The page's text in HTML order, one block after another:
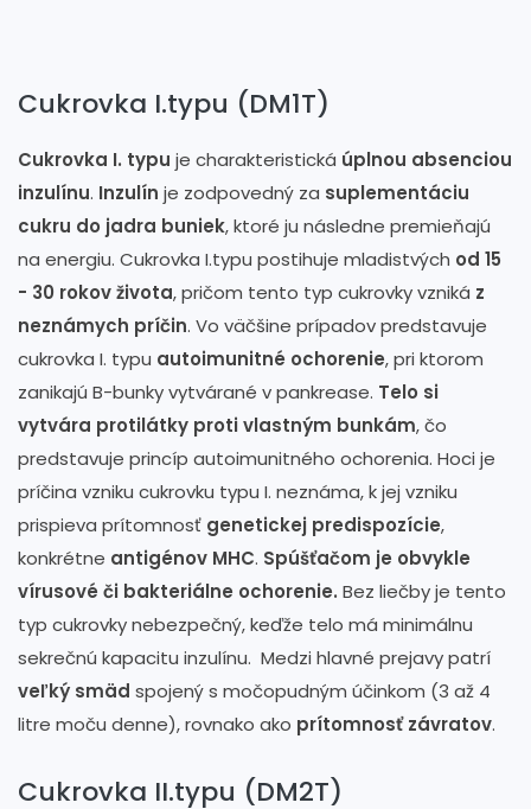
Cukrovka I.typu (DM1T)
Cukrovka I. typu je charakteristická úplnou absenciou
inzulínu. Inzulín je zodpovedný za suplementáciu
cukru do jadra buniek, ktoré ju následne premieňajú
na energiu. Cukrovka I.typu postihuje mladistvých od 15
- 30 rokov života, pričom tento typ cukrovky vzniká z
neznámych príčin. Vo väčšine prípadov predstavuje
cukrovka I. typu autoimunitné ochorenie, pri ktorom
zanikajú B-bunky vytvárané v pankrease. Telo si
vytvára protilátky proti vlastným bunkám, čo
predstavuje princíp autoimunitného ochorenia. Hoci je
príčina vzniku cukrovku typu I. neznáma, k jej vzniku
prispieva prítomnosť genetickej predispozície,
konkrétne antigénov MHC. Spúšťačom je obvykle
vírusové či bakteriálne ochorenie. Bez liečby je tento
typ cukrovky nebezpečný, keďže telo má minimálnu
sekrečnú kapacitu inzulínu. Medzi hlavné prejavy patrí
veľký smäd spojený s močopudným účinkom (3 až 4
litre moču denne), rovnako ako prítomnosť závratov.
Cukrovka II.typu (DM2T)